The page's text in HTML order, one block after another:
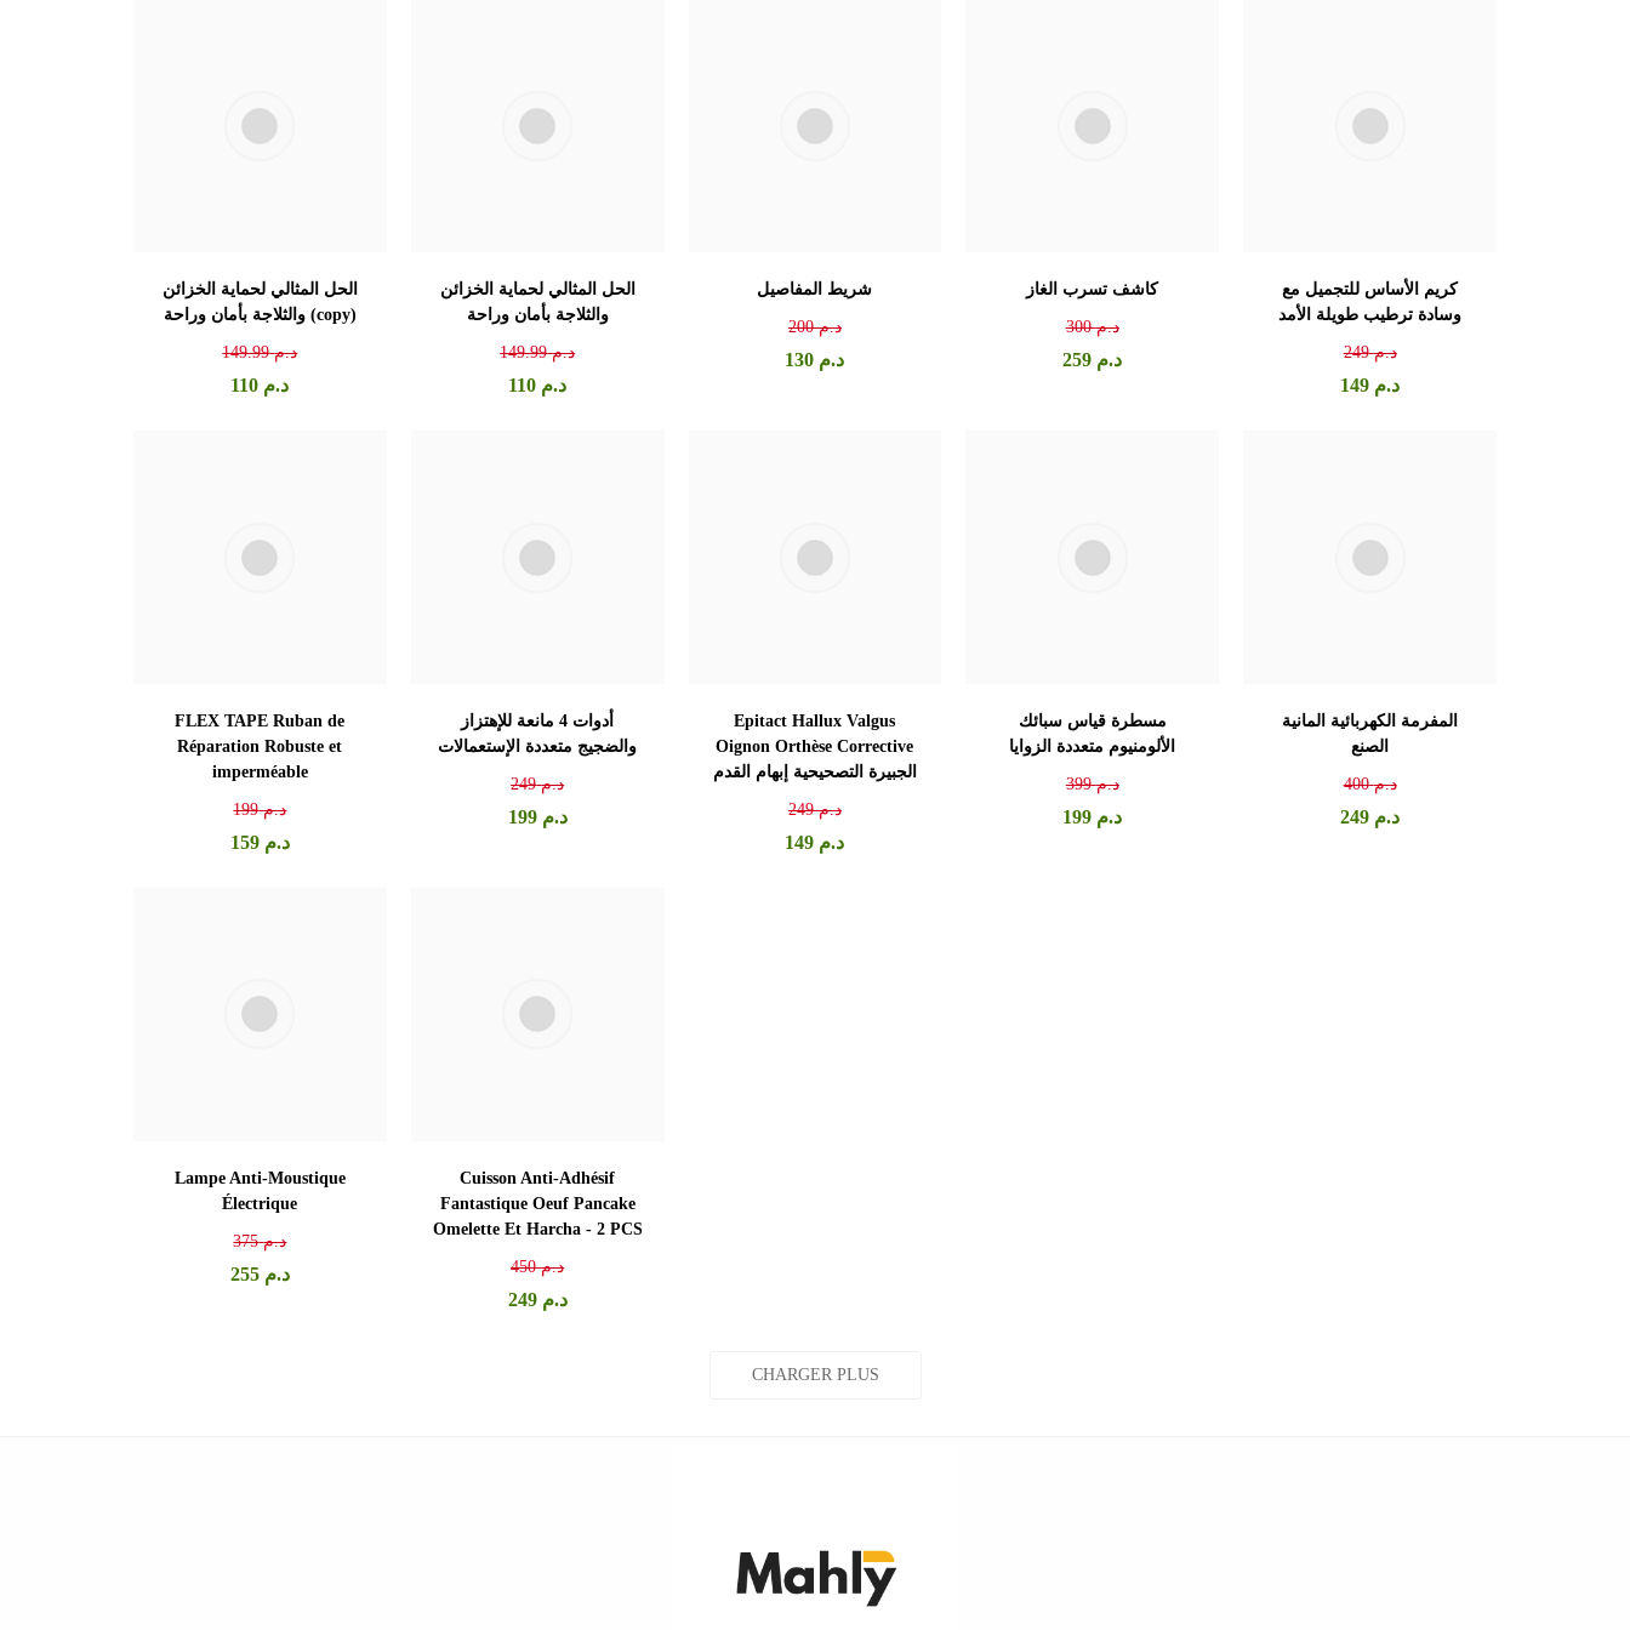
الحل المثالي لحماية الخزائن
والثلاجة بأمان وراحة (copy)
149.99 د.م
110 د.م
الحل المثالي لحماية الخزائن
والثلاجة بأمان وراحة
149.99 د.م
110 د.م
شريط المفاصيل
200 د.م
130 د.م
كاشف تسرب الغاز
300 د.م
259 د.م
كريم الأساس للتجميل مع
وسادة ترطيب طويلة الأمد
249 د.م
149 د.م
FLEX TAPE Ruban de
Réparation Robuste et
imperméable
199 د.م
159 د.م
أدوات 4 مانعة للإهتزاز
والضجيج متعددة الإستعمالات
249 د.م
199 د.م
Epitact Hallux Valgus
Oignon Orthèse Corrective
الجبيرة التصحيحية إبهام القدم
249 د.م
149 د.م
مسطرة قياس سبائك
الألومنيوم متعددة الزوايا
399 د.م
199 د.م
المفرمة الكهربائية المانية
الصنع
400 د.م
249 د.م
Lampe Anti-Moustique
Électrique
375 د.م
255 د.م
Cuisson Anti-Adhésif
Fantastique Oeuf Pancake
Omelette Et Harcha - 2 PCS
450 د.م
249 د.م
CHARGER PLUS